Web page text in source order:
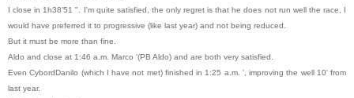
I close in 1h38'51 ". I'm quite satisfied, the only regret is that he does not run well the race, I
would have preferred it to progressive (like last year) and not being reduced.
But it must be more than fine.
Aldo and close at 1:46 a.m. Marco '(PB Aldo) and are both very satisfied.
Even CybordDanilo (which I have not met) finished in 1:25 a.m. ', improving the well 10' from
last year.